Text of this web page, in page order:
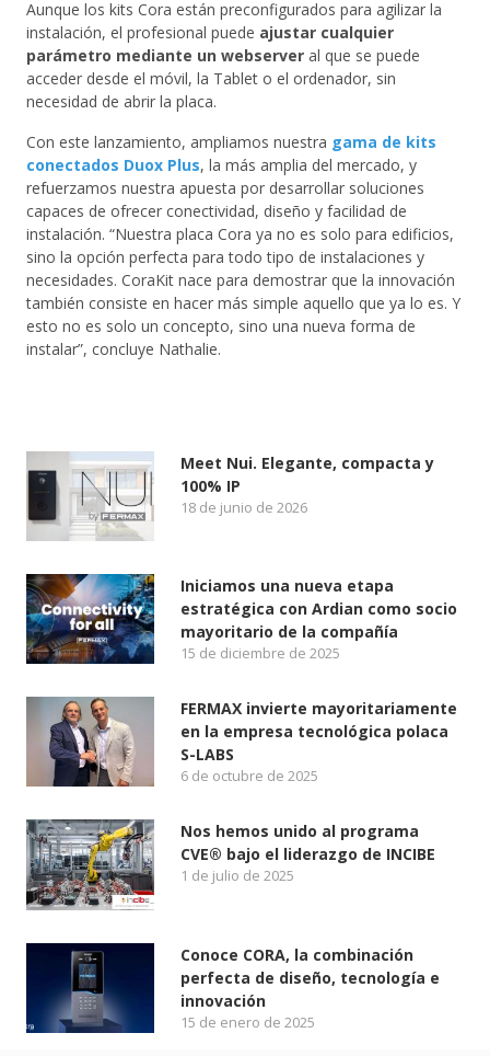
Aunque los kits Cora están preconfigurados para agilizar la
instalación, el profesional puede ajustar cualquier
parámetro mediante un webserver al que se puede
acceder desde el móvil, la Tablet o el ordenador, sin
necesidad de abrir la placa.
Con este lanzamiento, ampliamos nuestra gama de kits
conectados Duox Plus, la más amplia del mercado, y
refuerzamos nuestra apuesta por desarrollar soluciones
capaces de ofrecer conectividad, diseño y facilidad de
instalación. “Nuestra placa Cora ya no es solo para edificios,
sino la opción perfecta para todo tipo de instalaciones y
necesidades. CoraKit nace para demostrar que la innovación
también consiste en hacer más simple aquello que ya lo es. Y
esto no es solo un concepto, sino una nueva forma de
instalar”, concluye Nathalie.
Meet Nui. Elegante, compacta y
100% IP
18 de junio de 2026
Iniciamos una nueva etapa
estratégica con Ardian como socio
mayoritario de la compañía
15 de diciembre de 2025
FERMAX invierte mayoritariamente
en la empresa tecnológica polaca
S-LABS
6 de octubre de 2025
Nos hemos unido al programa
CVE® bajo el liderazgo de INCIBE
1 de julio de 2025
Conoce CORA, la combinación
perfecta de diseño, tecnología e
innovación
15 de enero de 2025